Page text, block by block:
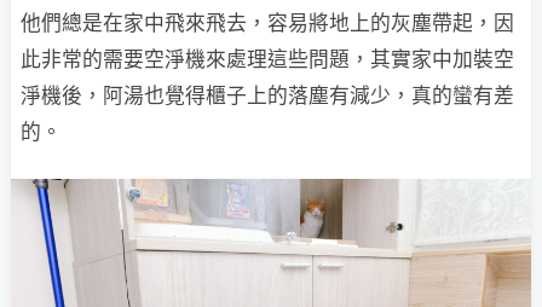
他們總是在家中飛來飛去，容易將地上的灰塵帶起，因
此非常的需要空淨機來處理這些問題，其實家中加裝空
淨機後，阿湯也覺得櫃子上的落塵有減少，真的蠻有差
的。